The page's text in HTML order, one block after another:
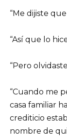
“Me dijiste
“Así que lo
“Pero
“Cuando me
casa familiar
crediticio
nombre de